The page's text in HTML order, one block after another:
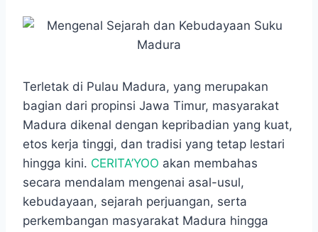
p
e
m
Terletak di Pulau Madura, yang merupakan
bagian dari propinsi Jawa Timur, masyarakat
Madura dikenal dengan kepribadian yang kuat,
etos kerja tinggi, dan tradisi yang tetap lestari
hingga kini. CERITA’YOO akan membahas
secara mendalam mengenai asal-usul,
kebudayaan, sejarah perjuangan, serta
perkembangan masyarakat Madura hingga